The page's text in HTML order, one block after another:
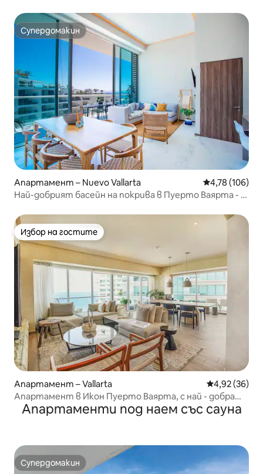
Супердомакин
Супердомакин
Апартамент – Nuevo Vallarta Средна
4,78 (106)
Най-добрият басейн на покрива в Пуерто Ваярта - 3
Избор на гостите
Избор на гостите
Апартамент – Vallarta Средна
4,92 (36)
Апартамент в Икон Пуерто Ваярта, с най - добрата
гледка
Апартаменти под наем със сауна
Супердомакин
Супердомакин